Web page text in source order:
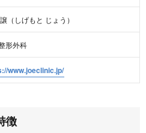
（しげもと じょう）
形外科
www.joeclinic.jp/
徴